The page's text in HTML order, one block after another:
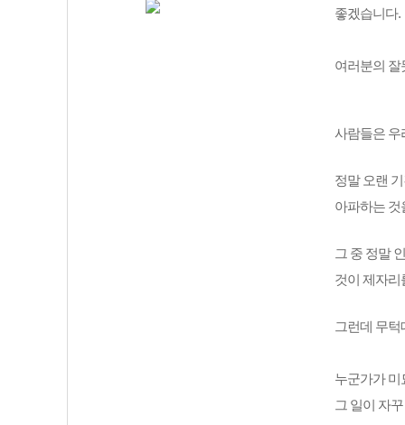
좋겠습니다.
여러분의
사람들은 우
정말 오랜
아파하는
그 중 정말
것이 제자리
그런데 무
누군가가
그 일이 자